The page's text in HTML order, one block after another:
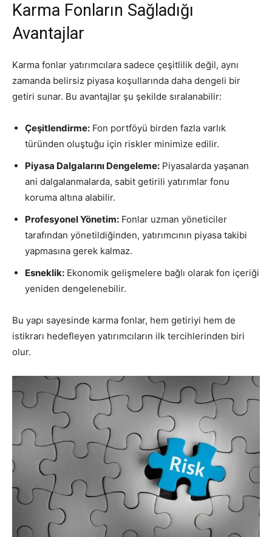
Karma Fonların Sağladığı
Avantajlar
Karma fonlar yatırımcılara sadece çeşitlilik değil, aynı
zamanda belirsiz piyasa koşullarında daha dengeli bir
getiri sunar. Bu avantajlar şu şekilde sıralanabilir:
Çeşitlendirme: Fon portföyü birden fazla varlık
türünden oluştuğu için riskler minimize edilir.
Piyasa Dalgalarını Dengeleme: Piyasalarda yaşanan
ani dalgalanmalarda, sabit getirili yatırımlar fonu
koruma altına alabilir.
Profesyonel Yönetim: Fonlar uzman yöneticiler
tarafından yönetildiğinden, yatırımcının piyasa takibi
yapmasına gerek kalmaz.
Esneklik: Ekonomik gelişmelere bağlı olarak fon içeriği
yeniden dengelenebilir.
Bu yapı sayesinde karma fonlar, hem getiriyi hem de
istikrarı hedefleyen yatırımcıların ilk tercihlerinden biri
olur.